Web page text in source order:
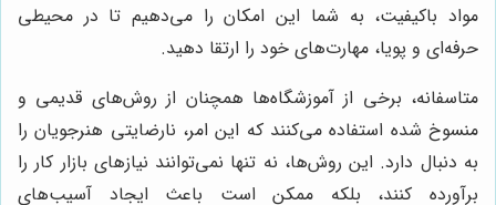
مواد باکیفیت، به شما این امکان را می‌دهیم تا در محیطی
حرفه‌ای و پویا، مهارت‌های خود را ارتقا دهید.
متاسفانه، برخی از آموزشگاه‌ها همچنان از روش‌های قدیمی و
منسوخ شده استفاده می‌کنند که این امر، نارضایتی هنرجویان را
به دنبال دارد. این روش‌ها، نه تنها نمی‌توانند نیازهای بازار کار را
برآورده کنند، بلکه ممکن است باعث ایجاد آسیب‌های